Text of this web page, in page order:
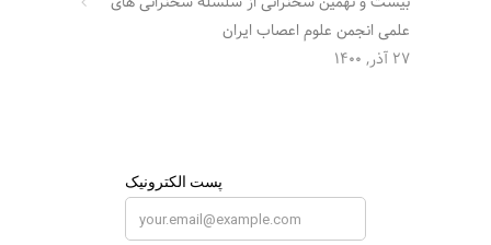
علمی انجمن علوم اعصاب ایران
27 آذر, 1400